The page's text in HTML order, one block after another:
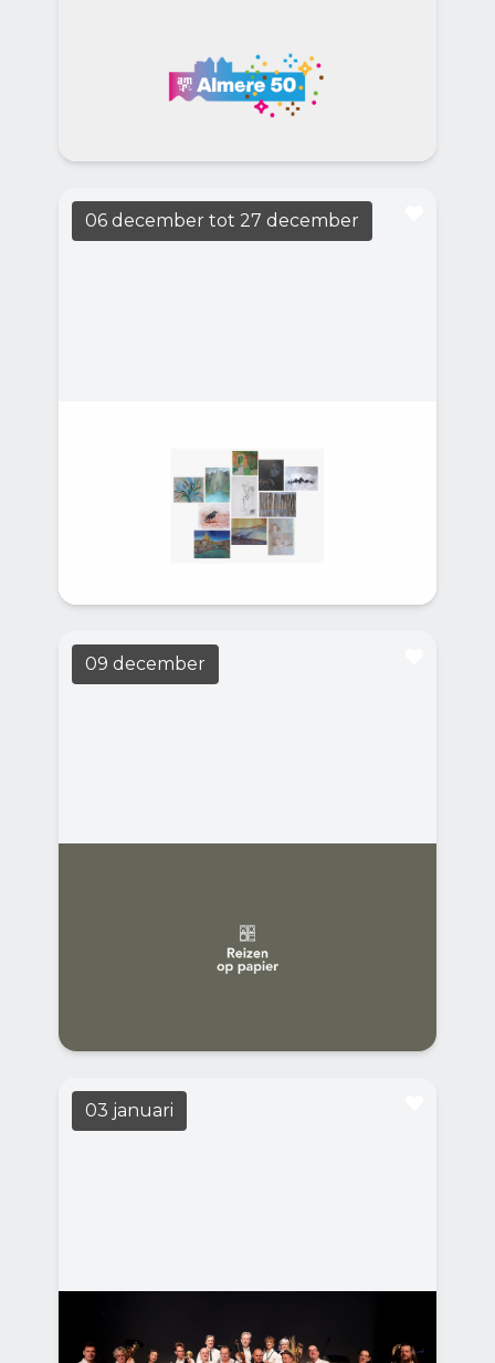
19:30
Casa Casla
Speciale literaire avond in het kader van het
50-jarig bestaan van Almere.
06 december tot 27 december
LEES MEER 14:00
Casa Casla
De KLOS bestaat uit een groep Almeerse
schilders met diverse achtergronden, visies,
aanpak en stijlen.
09 december
19:30
03 januari
Flevo Ensemble